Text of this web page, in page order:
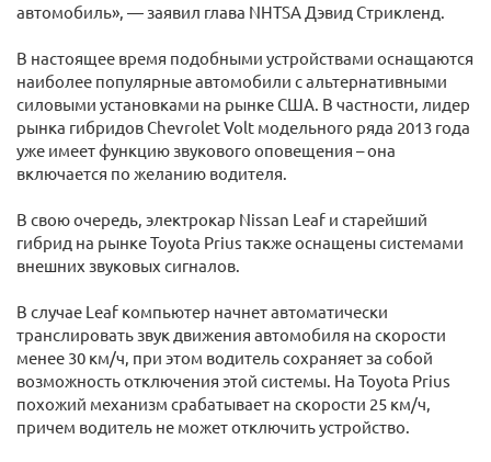
автомобиль», — заявил глава NHTSA Дэвид Стрикленд.
В настоящее время подобными устройствами оснащаются
наиболее популярные автомобили с альтернативными
силовыми установками на рынке США. В частности, лидер
рынка гибридов Chevrolet Volt модельного ряда 2013 года
уже имеет функцию звукового оповещения – она
включается по желанию водителя.
В свою очередь, электрокар Nissan Leaf и старейший
гибрид на рынке Toyota Prius также оснащены системами
внешних звуковых сигналов.
В случае Leaf компьютер начнет автоматически
транслировать звук движения автомобиля на скорости
менее 30 км/ч, при этом водитель сохраняет за собой
возможность отключения этой системы. На Toyota Prius
похожий механизм срабатывает на скорости 25 км/ч,
причем водитель не может отключить устройство.